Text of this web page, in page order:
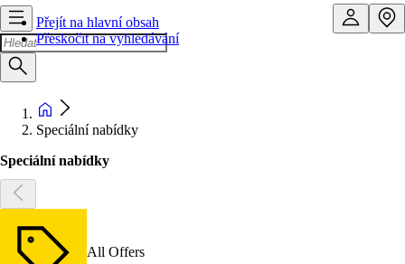
Přejít na hlavní obsah
Přeskočit na vyhledávání
Speciální nabídky
Speciální nabídky
All Offers